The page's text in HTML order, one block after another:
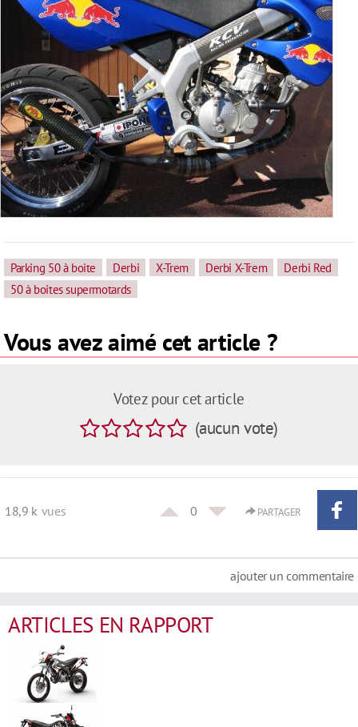
Parking 50 à boite Derbi X-Trem Derbi X-Trem
Derbi Red
50 à boites supermotards
Vous avez aimé cet article ?
Votez pour cet article
(aucun vote)
18,9 k vues 0 PARTAGER
ajouter un commentaire
ARTICLES EN RAPPORT